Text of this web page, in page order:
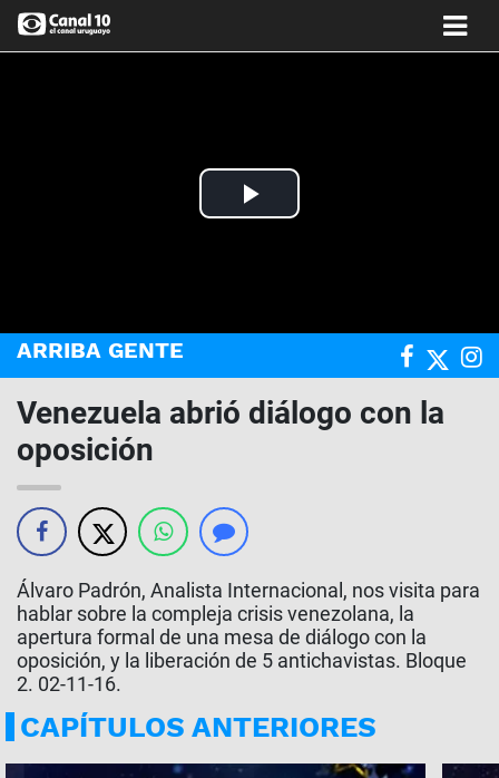
Play
ARRIBA GENTE
Venezuela abrió diálogo con la
oposición
Álvaro Padrón, Analista Internacional, nos visita para
hablar sobre la compleja crisis venezolana, la
apertura formal de una mesa de diálogo con la
oposición, y la liberación de 5 antichavistas. Bloque
2. 02-11-16.
CAPÍTULOS ANTERIORES